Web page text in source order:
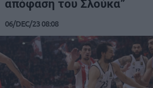
απόφαση του Σλούκα”
06/DEC/23 08:08